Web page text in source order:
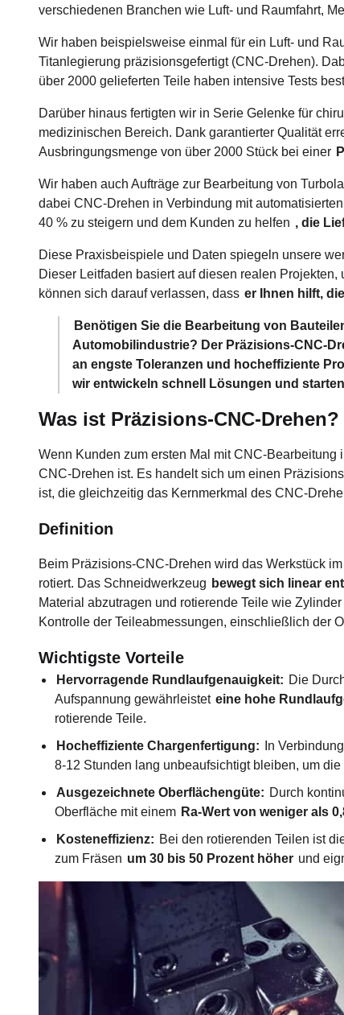
verschiedenen Branchen wie Luft- und Raumfahrt,
Wir haben beispielsweise einmal für ein Luft- und
Titanlegierung präzisionsgefertigt (CNC-Drehen).
über 2000 gelieferten Teile haben intensive Tests
Darüber hinaus fertigten wir in Serie Gelenke für
medizinischen Bereich. Dank garantierter Qualität
Ausbringungsmenge von über 2000 Stück bei einer
Wir haben auch Aufträge zur Bearbeitung von
dabei CNC-Drehen in Verbindung mit
40 % zu steigern und dem Kunden zu helfen , die
Diese Praxisbeispiele und Daten spiegeln unsere
Dieser Leitfaden basiert auf diesen realen
können sich darauf verlassen, dass er Ihnen hilft,
Benötigen Sie die Bearbeitung von
Automobilindustrie? Der Präzisions-CNC-
an engste Toleranzen und hocheffiziente
wir entwickeln schnell Lösungen und
Was ist Präzisions-CNC-
Wenn Kunden zum ersten Mal mit CNC-
CNC-Drehen ist. Es handelt sich um einen
ist, die gleichzeitig das Kernmerkmal des CNC-
Definition
Beim Präzisions-CNC-Drehen wird das Werkstück
rotiert. Das Schneidwerkzeug bewegt sich linear
Material abzutragen und rotierende Teile wie
Kontrolle der Teileabmessungen, einschließlich der
Wichtigste Vorteile
Hervorragende Rundlaufgenauigkeit: Die
Aufspannung gewährleistet eine hohe
rotierende Teile.
Hocheffiziente Chargenfertigung:
In
8-12 Stunden lang unbeaufsichtigt bleiben, um
Ausgezeichnete Oberflächengüte: Durch
Oberfläche mit einem Ra-Wert von weniger als
Kosteneffizienz: Bei den rotierenden Teilen ist
zum Fräsen um 30 bis 50 Prozent höher und